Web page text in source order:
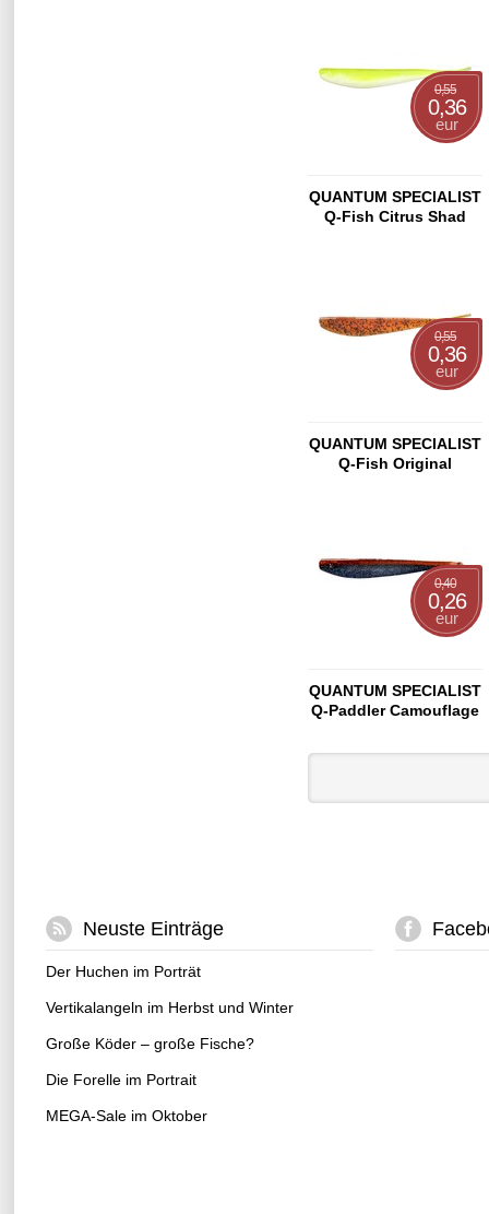
QUANTUM SPECIALIST
Q-Fish Citrus Shad
0,55
0,36
eur
QUANTUM SPECIALIST
Q-Fish Original
0,55
0,36
eur
QUANTUM SPECIALIST
Q-Paddler Camouflage
0,40
0,26
eur
Neuste Einträge
Der Huchen im Porträt
Vertikalangeln im Herbst und Winter
Große Köder – große Fische?
Die Forelle im Portrait
MEGA-Sale im Oktober